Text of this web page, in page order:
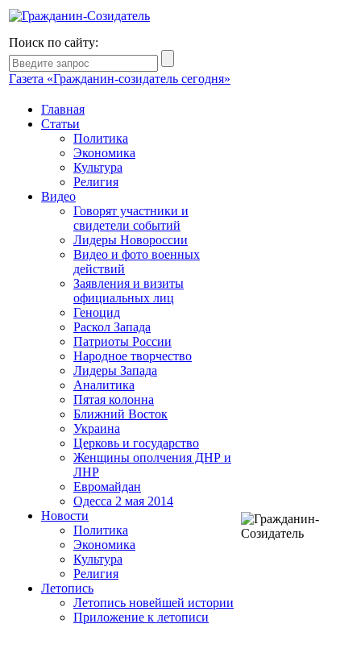
Поиск по сайту:
Газета «Гражданин-созидатель сегодня»
Главная
Статьи
Политика
Экономика
Культура
Религия
Видео
Говорят участники и
свидетели событий
Лидеры Новороссии
Видео и фото военных
действий
Заявления и визиты
официальных лиц
Геноцид
Раскол Запада
Патриоты России
Народное творчество
Лидеры Запада
Аналитика
Пятая колонна
Ближний Восток
Украина
Церковь и государство
Женщины ополчения ДНР и
ЛНР
Евромайдан
Одесса 2 мая 2014
Новости
Политика
Экономика
Культура
Религия
Летопись
Летопись новейшей истории
Приложение к летописи